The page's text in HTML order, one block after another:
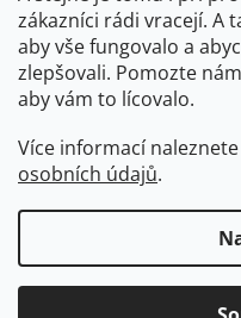
zákazníci rádi vracejí. A
aby vše fungovalo a
zlepšovali. Pomozte
aby vám to lícovalo.
Více informací
osobních údajů.
07:30 - 15:00
So
07:00 - 10:00
Ne
zavřeno